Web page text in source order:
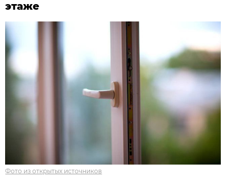
этаже
Фото из открытых источников